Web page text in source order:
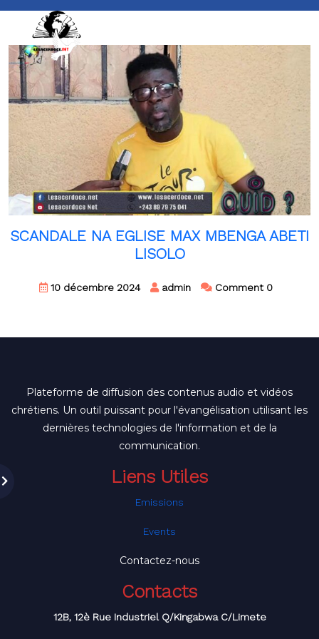
content
SCANDALE NA EGLISE MAX MBENGA ABETI
LISOLO
10 décembre 2024 admin Comment 0
Plateforme de diffusion des contenus audio et vidéos
chrétiens. Un outil puissant pour l'évangélisation utilisant les
dernières technologies de l'information et de la
communication.
Liens Utiles
Emissions
Events
Contactez-nous
Contacts
12B, 12è Rue Industriel Q/Kingabwa C/Limete